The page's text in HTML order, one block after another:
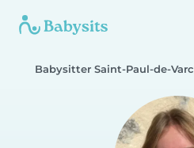
Babysitter Saint-Paul-de-